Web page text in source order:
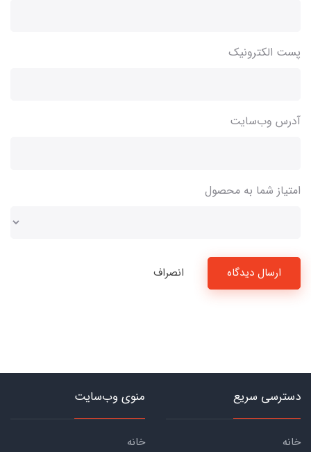
پست الکترونیک
آدرس وب‌سایت
امتیاز شما به محصول
ارسال دیدگاه انصراف
دسترسی سریع
خانه
منوی وب‌سایت
خانه